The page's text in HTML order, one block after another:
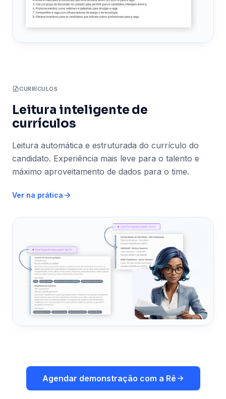
CURRÍCULOS
Leitura inteligente de
currículos
Leitura automática e estruturada do currículo do
candidato. Experiência mais leve para o talento e
máximo aproveitamento de dados para o time.
Ver na prática
Agendar demonstração com a Rê